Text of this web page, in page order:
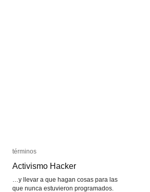
términos
Activismo Hacker
…y llevar a que hagan cosas para las
que nunca estuvieron programados.
términos
Activismo Hacker